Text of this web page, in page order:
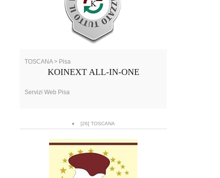
TOSCANA > Pisa
KOINEXT ALL-IN-ONE
Servizi Web Pisa
[26] TOSCANA